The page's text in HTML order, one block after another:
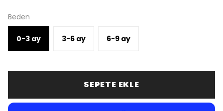
Beden
0-3 ay 3-6 ay 6-9 ay
SEPETE EKLE